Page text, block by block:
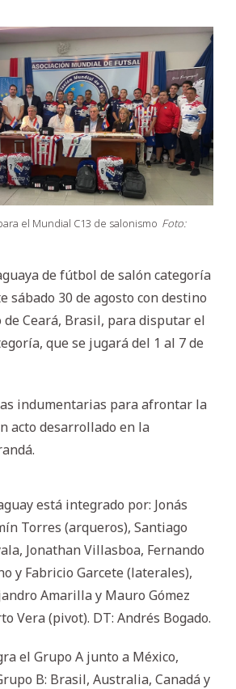
el Mundial C13 de salonismo Foto:
de fútbol de salón categoría
sábado 30 de agosto con destino
de Ceará, Brasil, para disputar el
que se jugará del 1 al 7 de
indumentarias para afrontar la
acto desarrollado en la
está integrado por: Jonás
Torres (arqueros), Santiago
Jonathan Villasboa, Fernando
y Fabricio Garcete (laterales),
Amarilla y Mauro Gómez
Vera (pivot). DT: Andrés Bogado.
el Grupo A junto a México,
B: Brasil, Australia, Canadá y